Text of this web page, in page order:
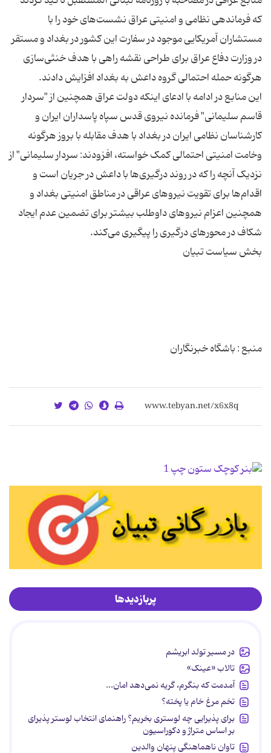
که فرماندهی نظامی و امنیتی عراق نشست‌های خود را با
مستشاران آمریکایی موجود در سفارت این کشور در بغداد و مستقر
در وزارت دفاع عراق برای طراحی نقشه راهی با هدف خنثی‌سازی
این منابع در ادامه با ادعای اینکه دولت عراق همچنین از "سردار
قاسم سلیمانی" فرمانده نیروی قدس سپاه پاسداران ایران و
کارشناسان نظامی ایران در بغداد با هدف مقابله با بروز هرگونه
وخامت امنیتی احتمالی کمک خواسته، افزودند: سردار سلیمانی" از
نزدیک آنچه را که در روند درگیری‌ها با داعش در جریان است و
اقدام‌ها برای تقویت نیروهای عراقی در مناطق امنیتی بغداد و
همچنین اعزام نیروهای داوطلب بیشتر برای تضمین عدم ایجاد
منبع : باشگاه خبرنگاران
پربازدیدها
در مسیر تولد ابریشم
تالاب «عینک»
آمدمت که بنگرم، گریه نمی‌دهد امان...
تخم مرغ خام یا پخته؟
برای پذیرایی چه لوستری بخریم؟ راهنمای انتخاب لوستر پذیرای
بر اساس متراژ و دکوراسیون
تاوان ناهماهنگی پنهان والدین